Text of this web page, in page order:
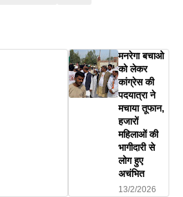
मनरेगा बचाओ
को लेकर
कांग्रेस की
पदयात्रा ने
मचाया तूफान,
हजारों
महिलाओं की
भागीदारी से
लोग हुए
अचंभित
13/2/2026